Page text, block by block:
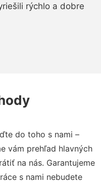
rýchlo a dobre
do toho s nami –
vám prehľad hlavných
na nás. Garantujeme
s nami nebudete